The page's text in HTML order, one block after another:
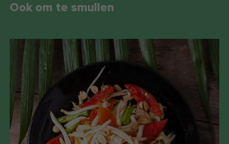
Ook om te smullen